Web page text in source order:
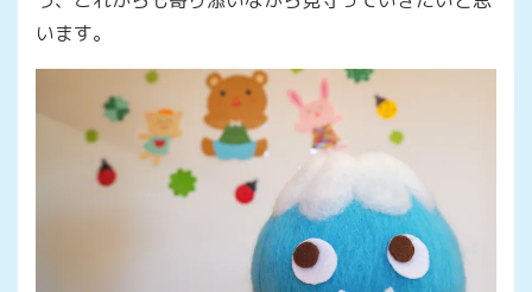
います。